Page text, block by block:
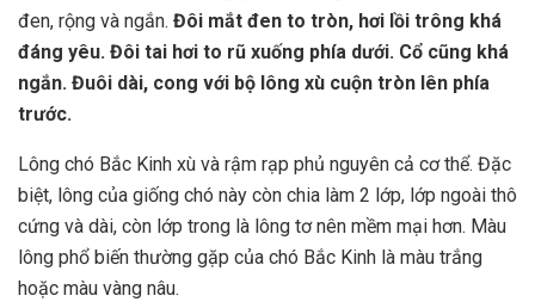
đen, rộng và ngắn. Đôi mắt đen to tròn, hơi lồi trông khá
đáng yêu. Đôi tai hơi to rũ xuống phía dưới. Cổ cũng khá
ngắn. Đuôi dài, cong với bộ lông xù cuộn tròn lên phía
trước.
Lông chó Bắc Kinh xù và rậm rạp phủ nguyên cả cơ thể. Đặc
biệt, lông của giống chó này còn chia làm 2 lớp, lớp ngoài thô
cứng và dài, còn lớp trong là lông tơ nên mềm mại hơn. Màu
lông phổ biến thường gặp của chó Bắc Kinh là màu trắng
hoặc màu vàng nâu.